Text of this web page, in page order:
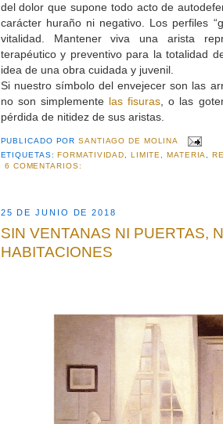
del dolor que supone todo acto de
carácter huraño ni negativo. Los perfiles
vitalidad. Mantener viva una arista
terapéutico y preventivo para la totalidad
idea de una obra cuidada y juvenil.
Si nuestro símbolo del envejecer son las
no son simplemente las fisuras , o las
pérdida de nitidez de sus aristas.
PUBLICADO PORSANTIAGO DE MOLINA
ETIQUETAS:FORMATIVIDAD LIMITE ,MATERIA ,
6 COMENTARIOS:
25 DE JUNIO DE 2018
SIN VENTANAS NI PUERTAS,
HABITACIONES